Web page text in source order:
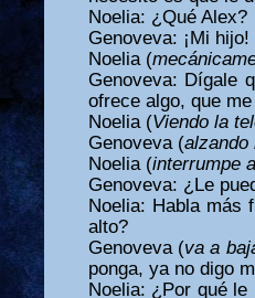
Noelia: ¿Qué Alex?
Genoveva: ¡Mi hijo!
Noelia (
Genoveva: Dígale
ofrece algo, que
Noelia (Viendo la
Genoveva (alzando
Noelia (interrumpe
Genoveva: ¿Le
Noelia: Habla más
alto?
Genoveva (va a
ponga, ya no digo
Noelia: ¿Por qué le